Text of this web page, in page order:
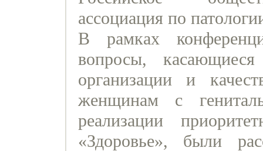
ассоциация по
В рамках
вопросы, касающиеся
организации и
женщинам с
реализации
«Здоровье», были